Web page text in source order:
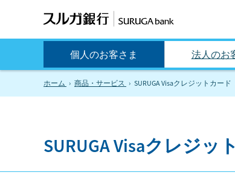
個人のお客さま 法人のお
ホーム 商品・サービス SURUGA Visaクレジットカード
SURUGA Visaクレジッ